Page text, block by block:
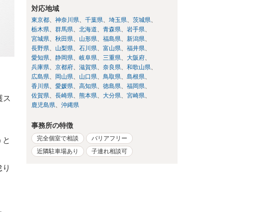
ス
対応地域
東京都 神奈川県 千葉県 埼玉県
茨城県
栃木県
群馬県 北海道 青森県
岩手県
宮城県
秋田県 山形県 福島県
新潟県
長野県
山梨県 石川県 富山県
福井県
愛知県
静岡県 岐阜県 三重県
大阪府
兵庫県
京都府 滋賀県 奈良県
和歌山県
広島県
岡山県 山口県 鳥取県
島根県
香川県
愛媛県 高知県 徳島県
福岡県
佐賀県
長崎県 熊本県 大分県
宮崎県
鹿児島県
沖縄県
事務所の特徴
完全個室で相談
バリアフリー
近隣駐車場あり
子連れ相談可